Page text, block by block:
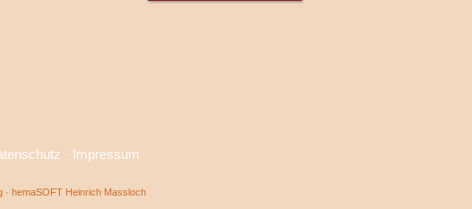
· Impressum
· hemaSOFT Heinrich Massloch